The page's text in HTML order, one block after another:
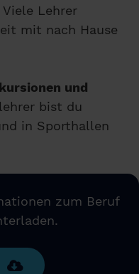
Lehrer
mit nach Hause
und
bist du
in Sporthallen
zum Beruf